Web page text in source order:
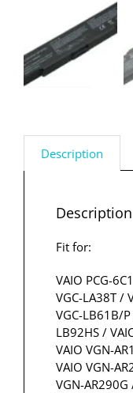
Description
Description
Fit for:
VAIO PCG-
VGC-LA38T /
VGC-LB61B/
LB92HS /
VAIO VGN-
VAIO VGN-
VGN-AR290G